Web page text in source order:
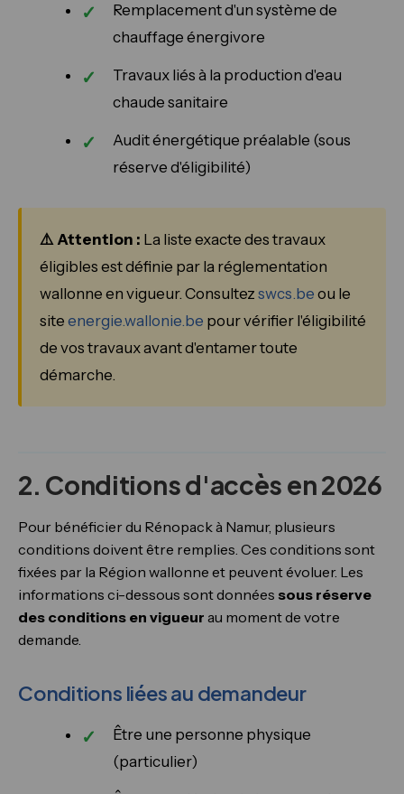
Remplacement d'un système de
chauffage énergivore
Travaux liés à la production d'eau
chaude sanitaire
Audit énergétique préalable (sous
réserve d'éligibilité)
⚠️ Attention : La liste exacte des travaux
éligibles est définie par la réglementation
wallonne en vigueur. Consultez swcs.be ou le
site energie.wallonie.be pour vérifier l'éligibilité
de vos travaux avant d'entamer toute
démarche.
2. Conditions d'accès en 2026
Pour bénéficier du Rénopack à Namur, plusieurs
conditions doivent être remplies. Ces conditions sont
fixées par la Région wallonne et peuvent évoluer. Les
informations ci-dessous sont données sous réserve
des conditions en vigueur au moment de votre
demande.
Conditions liées au demandeur
Être une personne physique
(particulier)